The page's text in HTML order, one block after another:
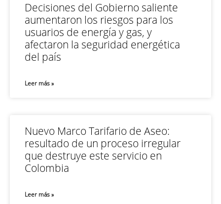
Decisiones del Gobierno saliente
aumentaron los riesgos para los
usuarios de energía y gas, y
afectaron la seguridad energética
del país
Leer más »
Nuevo Marco Tarifario de Aseo:
resultado de un proceso irregular
que destruye este servicio en
Colombia
Leer más »